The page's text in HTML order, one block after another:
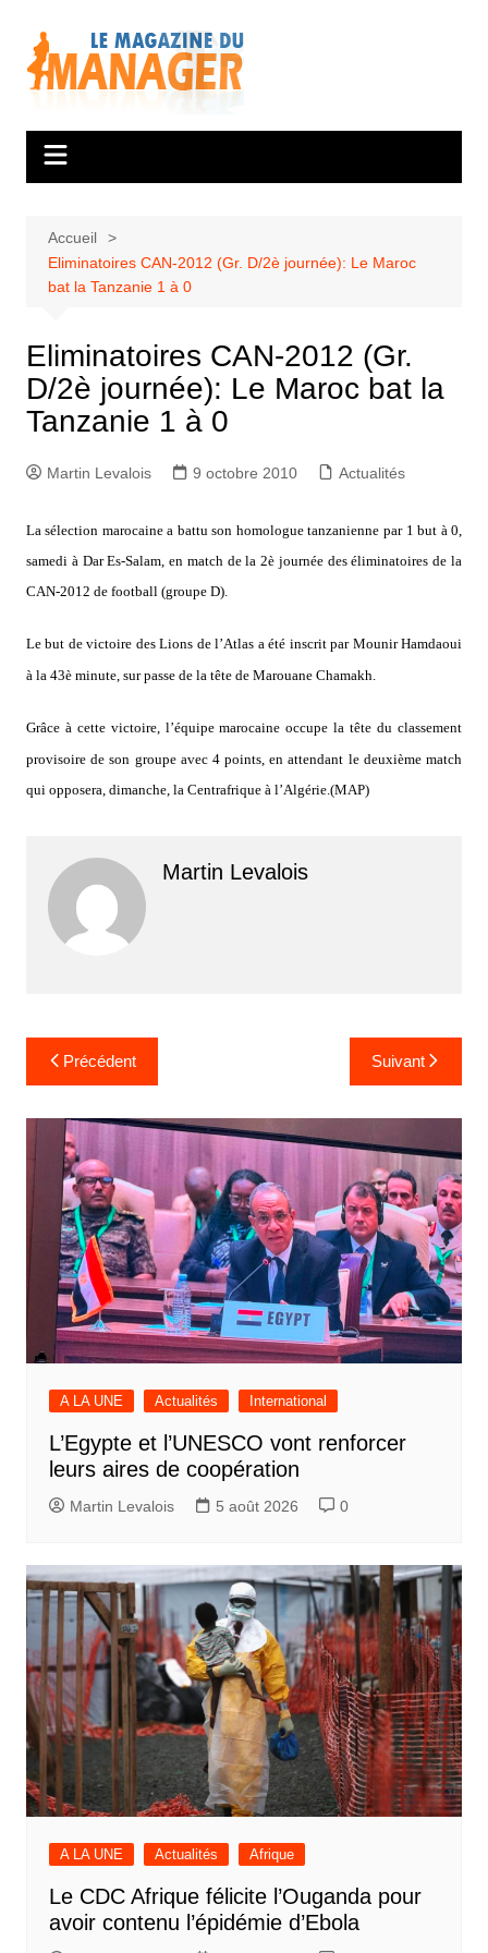
contenu
Accueil
Eliminatoires CAN-2012 (Gr. D/2è journée): Le Maroc
bat la Tanzanie 1 à 0
Eliminatoires CAN-2012 (Gr.
D/2è journée): Le Maroc bat la
Tanzanie 1 à 0
Martin Levalois 9 octobre 2010 Actualités
La sélection marocaine a battu son homologue tanzanienne par 1 but à 0,
samedi à Dar Es-Salam, en match de la 2è journée des éliminatoires de la
CAN-2012 de football (groupe D).
Le but de victoire des Lions de l’Atlas a été inscrit par Mounir Hamdaoui
à la 43è minute, sur passe de la tête de Marouane Chamakh.
Grâce à cette victoire, l’équipe marocaine occupe la tête du classement
provisoire de son groupe avec 4 points, en attendant le deuxième match
qui opposera, dimanche, la Centrafrique à l’Algérie.(MAP)
Martin Levalois
Navigation
de
l’article
Précédent Suivant
A LA UNE Actualités International
L’Egypte et l’UNESCO vont renforcer
leurs aires de coopération
Martin Levalois 5 août 2026 0
A LA UNE Actualités Afrique
Le CDC Afrique félicite l’Ouganda pour
avoir contenu l’épidémie d’Ebola